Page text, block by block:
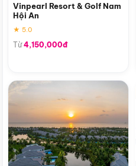
Vinpearl Resort & Golf Nam
Hội An
★ 5.0
Từ4,150,000đ